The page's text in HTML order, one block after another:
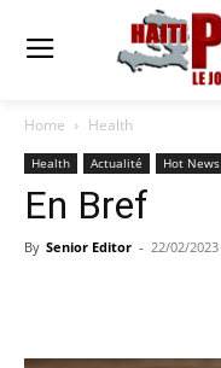
Home Health
Health Actualité Hot News
En Bref
By Senior Editor - 22/02/2023